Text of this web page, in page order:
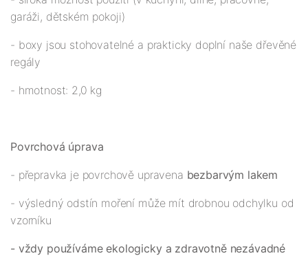
garáži, dětském pokoji)
- boxy jsou stohovatelné a prakticky doplní naše dřevěné
regály
- hmotnost: 2,0 kg
Povrchová úprava
- přepravka je povrchově upravena bezbarvým lakem
- výsledný odstín moření může mít drobnou odchylku od
vzorníku
- vždy používáme ekologicky a zdravotně nezávadné